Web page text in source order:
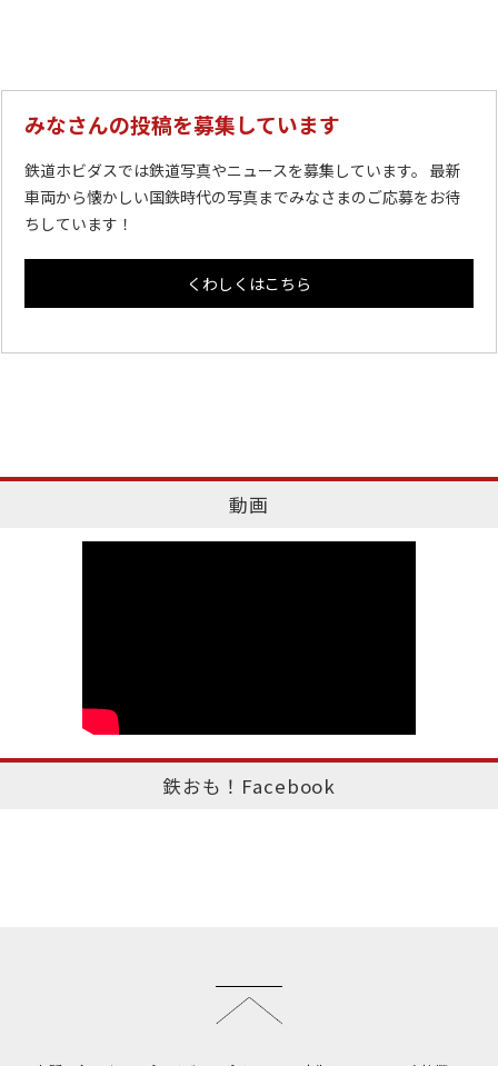
みなさんの投稿を募集しています
鉄道ホビダスでは鉄道写真やニュースを募集しています。 最新
車両から懐かしい国鉄時代の写真までみなさまのご応募をお待
ちしています！
くわしくはこちら
動画
鉄おも！Facebook